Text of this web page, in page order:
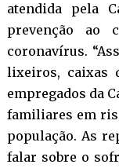
atendida pela
prevenção ao
coronavírus.
lixeiros, caixas
empregados da
familiares em
população. As
falar sobre o